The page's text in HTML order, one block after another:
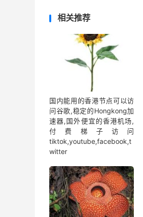
相关推荐
国内能用的香港节点可以访
问谷歌,稳定的Hongkong加
速器,国外便宜的香港机场,
付费梯子访问
tiktok,youtube,facebook,t
witter